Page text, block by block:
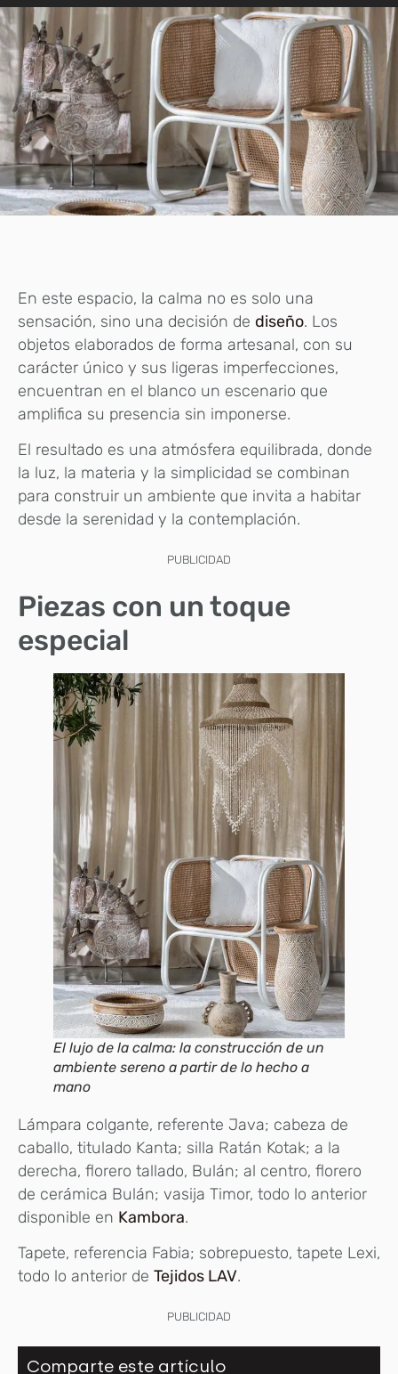
En este espacio, la calma no es solo una
sensación, sino una decisión de diseño. Los
objetos elaborados de forma artesanal, con su
carácter único y sus ligeras imperfecciones,
encuentran en el blanco un escenario que
amplifica su presencia sin imponerse.
El resultado es una atmósfera equilibrada, donde
la luz, la materia y la simplicidad se combinan
para construir un ambiente que invita a habitar
desde la serenidad y la contemplación.
PUBLICIDAD
Piezas con un toque
especial
El lujo de la calma: la construcción de un
ambiente sereno a partir de lo hecho a
mano
Lámpara colgante, referente Java; cabeza de
caballo, titulado Kanta; silla Ratán Kotak; a la
derecha, florero tallado, Bulán; al centro, florero
de cerámica Bulán; vasija Timor, todo lo anterior
disponible en Kambora.
Tapete, referencia Fabia; sobrepuesto, tapete Lexi,
todo lo anterior de Tejidos LAV.
PUBLICIDAD
Comparte este artículo